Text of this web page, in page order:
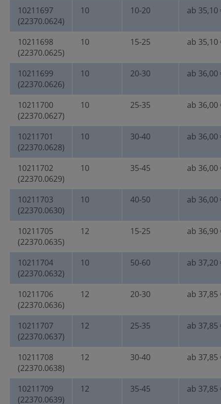
10211697
(22370.0624)
10 10-20 ab 35,10
10211698
(22370.0625)
10 15-25 ab 35,10
10211699
(22370.0626)
10 20-30 ab 36,00
10211700
(22370.0627)
10 25-35 ab 36,00
10211701
(22370.0628)
10 30-40 ab 36,00
10211702
(22370.0629)
10 35-45 ab 36,00
10211703
(22370.0630)
10 40-50 ab 36,00
10211705
(22370.0635)
12 15-25 ab 36,90
10211704
(22370.0632)
10 50-60 ab 37,20
10211706
(22370.0636)
12 20-30 ab 37,85
10211707
(22370.0637)
12 25-35 ab 37,85
10211708
(22370.0638)
12 30-40 ab 37,85
10211709
(22370.0639)
12 35-45 ab 37,85